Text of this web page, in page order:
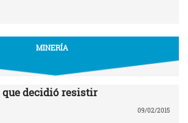
MINERÍA
decidió resistir
09/02/2015